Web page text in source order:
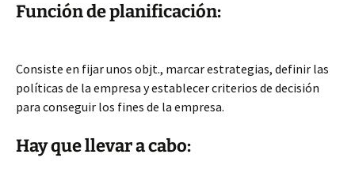
Función de planificación:
Consiste en fijar unos objt., marcar estrategias, definir las
políticas de la empresa y establecer criterios de decisión
para conseguir los fines de la empresa.
Hay que llevar a cabo: